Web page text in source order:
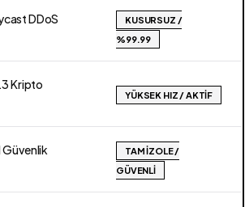
DDoS
KUSURSUZ /
%99.99
Kripto
YÜKSEK HIZ / AKTIF
Güvenlik
TAM İZOLE /
GÜVENLI